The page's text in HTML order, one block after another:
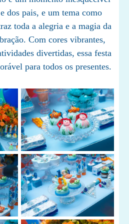
dos pais, e um tema como
toda a alegria e a magia da
Com cores vibrantes,
divertidas, essa festa
para todos os presentes.